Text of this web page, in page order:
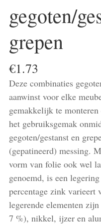
gegoten/
grepen
€1.73
Deze combinaties
aanwinst voor elke
gemakkelijk te
het gebruiksgemak
gegoten/gestanst en
(gepatineerd) messing.
vorm van folie ook wel
genoemd, is een
percentage zink varieert
legerende elementen
7 %), nikkel, ijzer en